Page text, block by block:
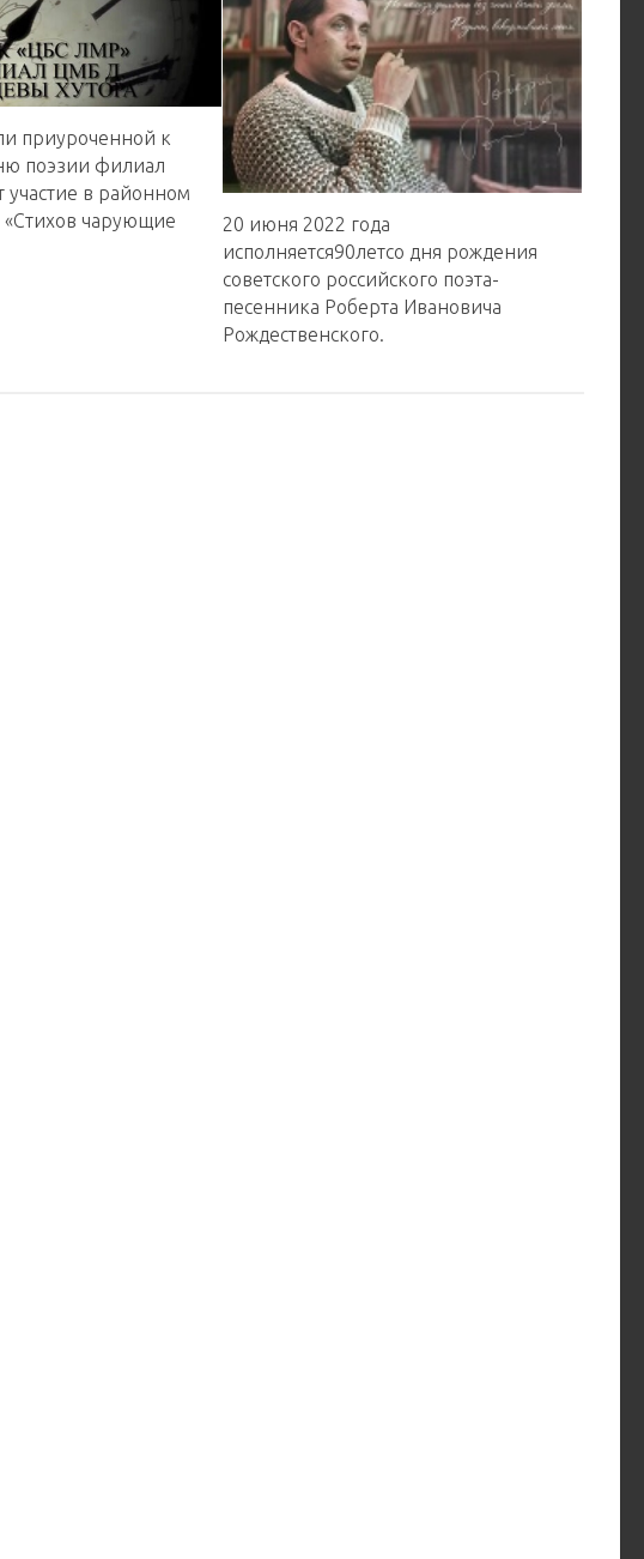
приуроченной к
поэзии филиал
в районном
«Стихов чарующие
20 июня 2022 года
исполняется90летсо дня рождения
советского российского поэта-
песенника Роберта Ивановича
Рождественского.